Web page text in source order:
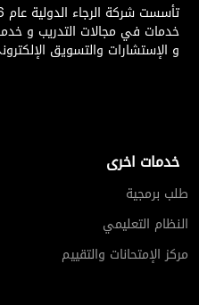
خدمات في مجالات التدريب و
و الإستشارات والتسويق
خدمات اخرى
طلب برمجية
النظام التعليمي
مركز الإمتحانات والتقييم